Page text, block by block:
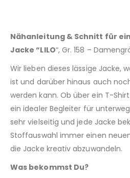
Nähanleitung & Schnitt für
Jacke “LILO“, Gr. 158 –
Wir lieben dieses lässige Jacke,
ist und darüber hinaus auch
werden kann. Ob über ein T-
ein idealer Begleiter für
sehr vielseitig und jede Jacke
Stoffauswahl immer einen
die Jacke kreativ abzuwandeln.
Was bekommst Du?